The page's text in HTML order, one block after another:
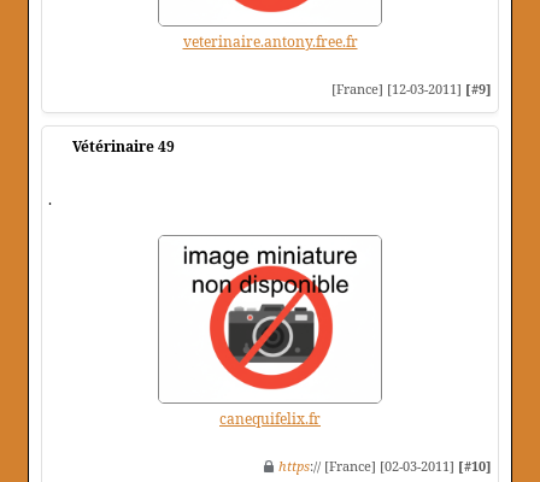
veterinaire.antony.free.fr
[France] [12-03-2011] [#9]
Vétérinaire 49
.
canequifelix.fr
https:// [France] [02-03-2011] [#10]